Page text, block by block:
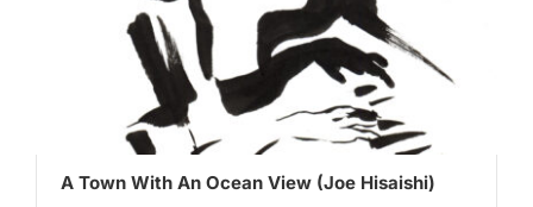
A Town With An Ocean View (Joe Hisaishi)